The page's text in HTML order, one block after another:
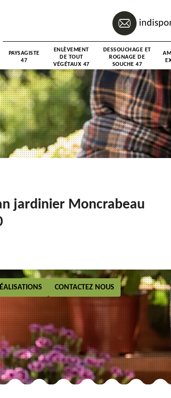
PAYSAGISTE
47
ENLÈVEMENT
DE TOUT
VÉGÉTAUX 47
DESSOUCHAGE ET
ROGNAGE DE
SOUCHE 47
jardinier Moncrabeau
CONTACTEZ NOUS